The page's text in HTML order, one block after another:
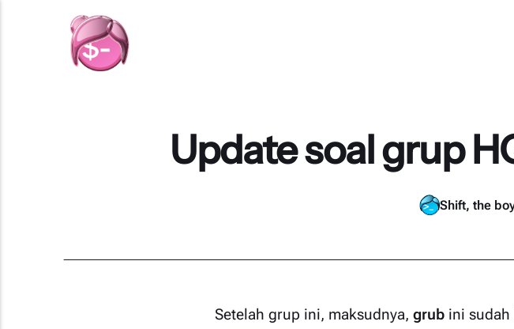
Update soal grup
Shift, the
Setelah grup ini, maksudnya, grubini sudah